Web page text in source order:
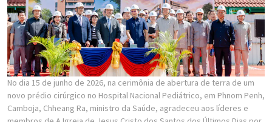
No dia 15 de junho de 2026, na cerimônia de abertura de terra de um
novo prédio cirúrgico no Hospital Nacional Pediátrico, em Phnom Penh,
Camboja, Chheang Ra, ministro da Saúde, agradeceu aos líderes e